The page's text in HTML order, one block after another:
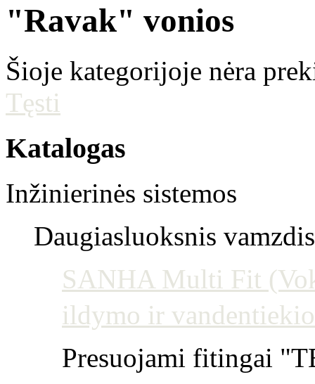
"Ravak" vonios
Šioje kategorijoje nėra
Tęsti
Katalogas
Inžinierinės sistemos
Daugiasluoksnis
SANHA Multi Fit
ildymo ir
Presuojami fitingai